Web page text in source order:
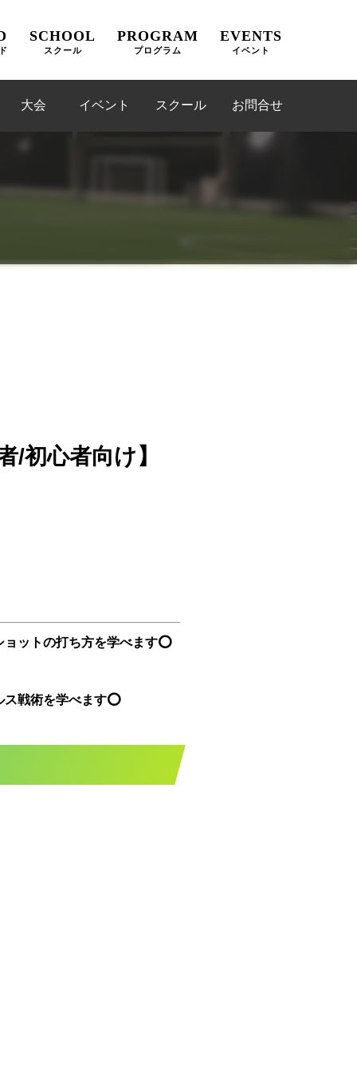
SCHOOL
スクール
PROGRAM
プログラム
EVENTS
イベント
大会 イベント スクール お問合せ
初心者向け】
ットの打ち方を学べます⭕
ス戦術を学べます⭕